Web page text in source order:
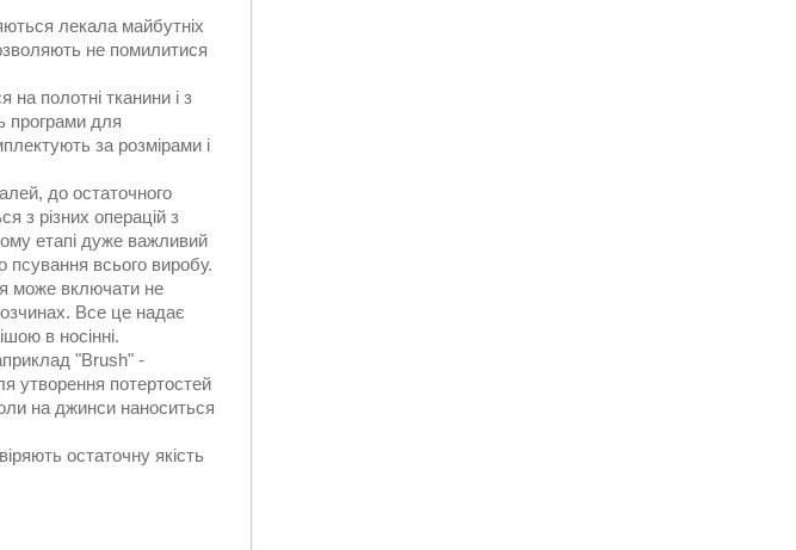
лекала майбутніх
не помилитися
на полотні тканини і з
програми для
за розмірами і
до остаточного
з різних операцій з
етапі дуже важливий
псування всього виробу.
може включати не
Все це надає
в носінні.
"Brush" -
утворення потертостей
на джинси наноситься
остаточну якість